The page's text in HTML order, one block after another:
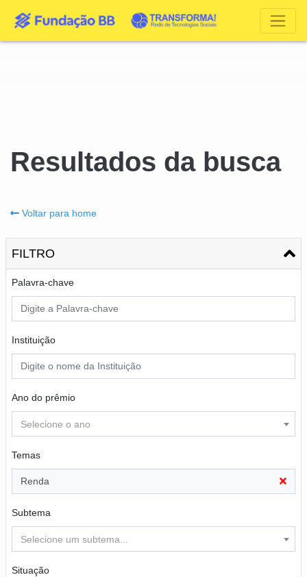
Resultados da busca
Voltar para home
FILTRO
Palavra-chave
Instituição
Ano do prêmio
Selecione o ano
Temas
Renda
Subtema
Selecione um subtema...
Situação